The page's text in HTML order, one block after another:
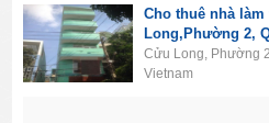
Cho thuê nhà
Long,Phường 2,
Cửu Long, Phường
Vietnam